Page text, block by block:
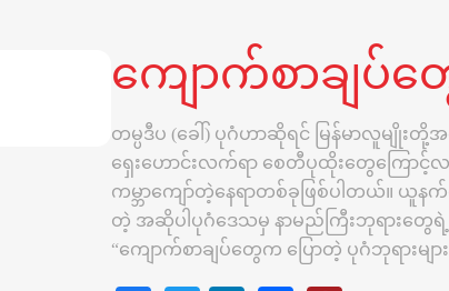
ကျောက်စာချပ်တွ
တမ္ပဒီပ (ခေါ်) ပုဂံဟာဆိုရင် မြန်မာလူမျိုး
ရှေးဟောင်းလက်ရာ စေတီပုထိုးတွေကြော
ကမ္ဘာကျော်တဲ့နေရာတစ်ခုဖြစ်ပါတယ်။ ယူန
တဲ့ အဆိုပါပုဂံဒေသမှ နာမည်ကြီးဘုရားတွေရဲ့
“ကျောက်စာချပ်တွေက ပြောတဲ့ ပုဂံဘုရား